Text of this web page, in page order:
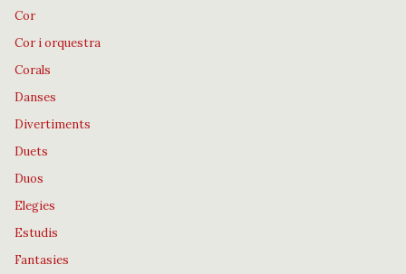
Cor
Cor i orquestra
Corals
Danses
Divertiments
Duets
Duos
Elegies
Estudis
Fantasies